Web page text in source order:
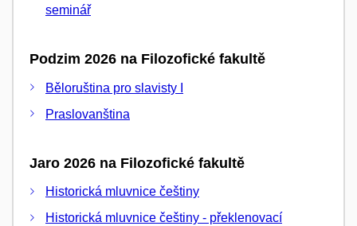
seminář
Podzim 2026 na Filozofické fakultě
Běloruština pro slavisty I
Praslovanština
Jaro 2026 na Filozofické fakultě
Historická mluvnice češtiny
Historická mluvnice češtiny - překlenovací